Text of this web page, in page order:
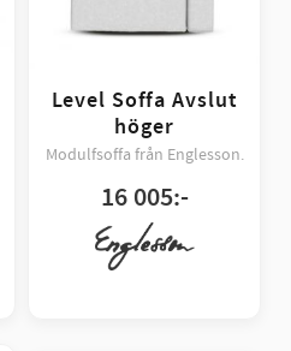
Level Soffa Avslut
höger
Modulfsoffa från Englesson.
16 005:-